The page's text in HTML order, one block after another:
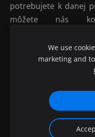
potrebujete k danej
môžete nás
Copyright © 2008 -
We use
marketing and